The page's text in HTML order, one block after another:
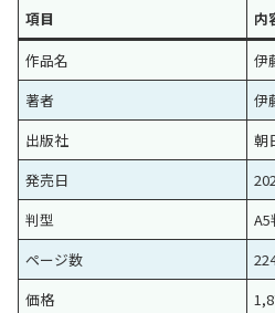
項目
内
作品名
伊
著者
伊
出版社
朝
発売日
判型
ページ数
価格